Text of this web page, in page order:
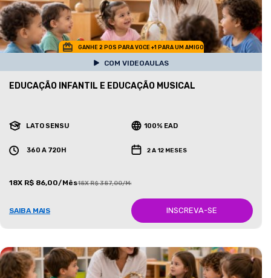
GANHE 2 POS PARA VOCE +1 PARA UM AMIGO
COM VIDEOAULAS
EDUCAÇÃO INFANTIL E EDUCAÇÃO MUSICAL
LATO SENSU 100% EAD
360 A 720H 2 A 12 MESES
18X R$ 86,00/Mês18X R$ 387,00/Mês
SAIBA MAIS INSCREVA-SE